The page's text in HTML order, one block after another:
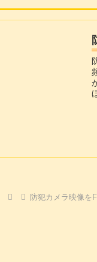
防犯カメラ映像を